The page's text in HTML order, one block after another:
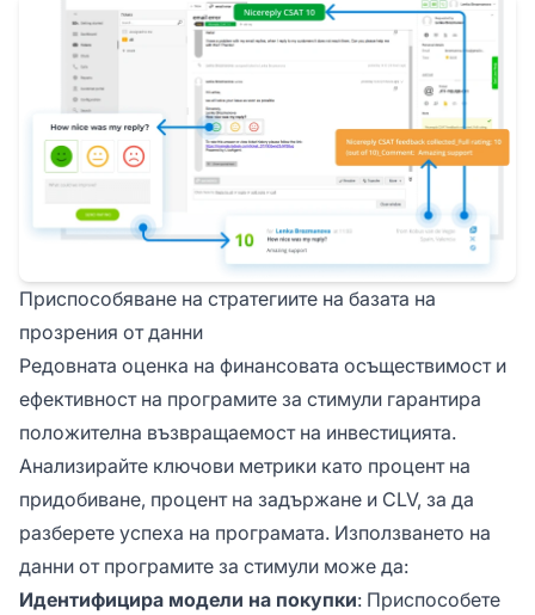
Приспособяване на стратегиите на базата на
прозрения от данни
Редовната оценка на финансовата осъществимост и
ефективност на програмите за стимули гарантира
положителна възвращаемост на инвестицията.
Анализирайте ключови метрики като процент на
придобиване, процент на задържане и CLV, за да
разберете успеха на програмата. Използването на
данни от програмите за стимули може да:
Идентифицира модели на покупки: Приспособете